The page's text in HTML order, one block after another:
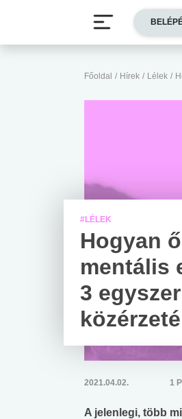
Főoldal / Hírek / Lélek /
#LÉLEK
Hogyan
mentális
3
2021.04.02. 1
A jelenlegi, több